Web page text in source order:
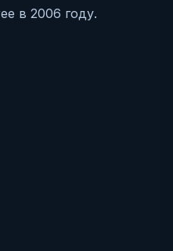
в 2006 году.